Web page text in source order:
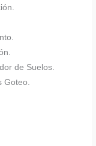
de Suelos.
Goteo.